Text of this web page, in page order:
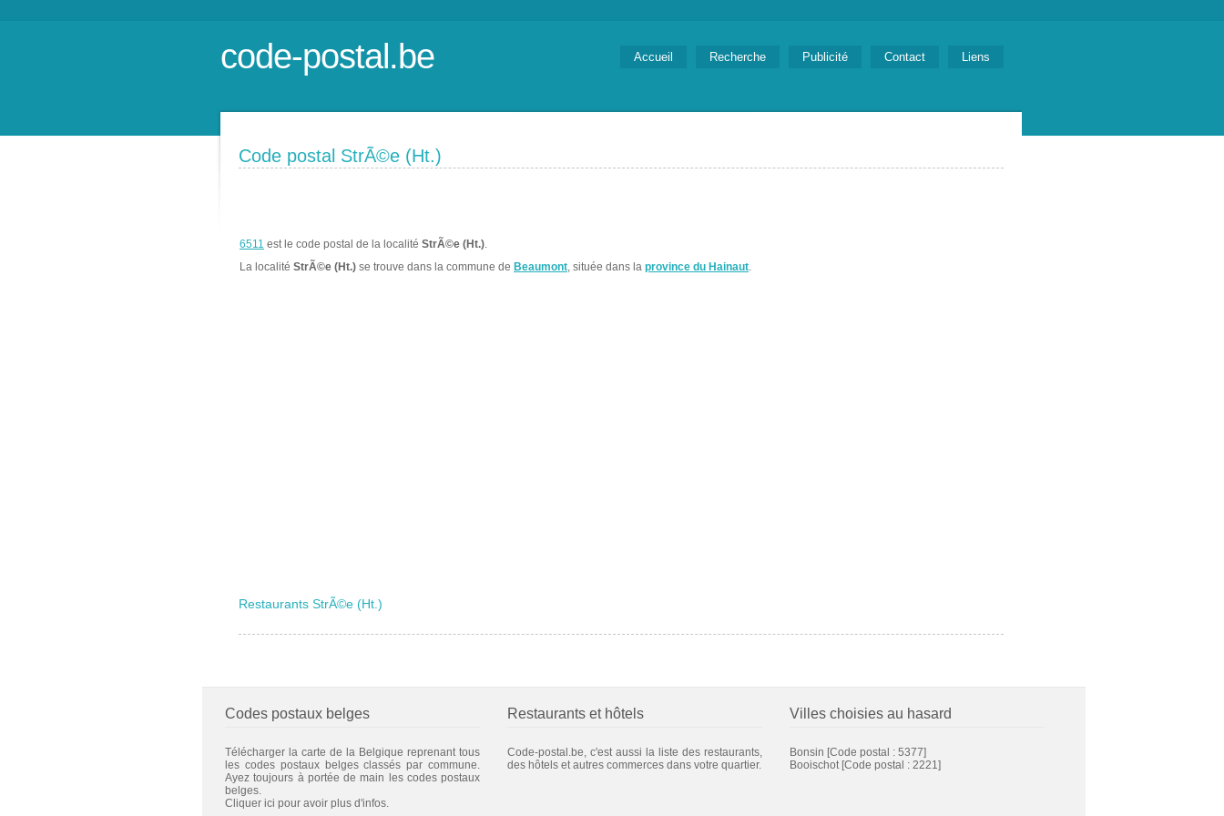
code-postal.be Accueil Recherche Publicité Contact Liens
Code postal StrÃ©e (Ht.)
6511 est le code postal de la localité StrÃ©e (Ht.).
La localité StrÃ©e (Ht.) se trouve dans la commune de Beaumont, située dans la province du Hainaut.
Restaurants StrÃ©e (Ht.)
Codes postaux belges
Télécharger la carte de la Belgique reprenant tous
les codes postaux belges classés par commune.
Ayez toujours à portée de main les codes postaux
belges.
Cliquer ici pour avoir plus d'infos.
Restaurants et hôtels
Code-postal.be, c'est aussi la liste des restaurants,
des hôtels et autres commerces dans votre quartier.
Villes choisies au hasard
Bonsin [Code postal : 5377]
Booischot [Code postal : 2221]